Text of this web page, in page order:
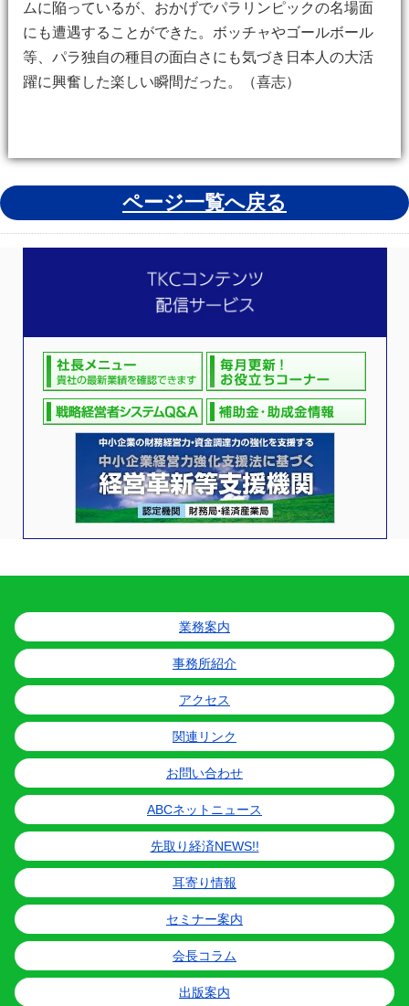
ムに陥っているが、おかげでパラリンピックの名場面
にも遭遇することができた。ボッチャやゴールボール
等、パラ独自の種目の面白さにも気づき日本人の大活
躍に興奮した楽しい瞬間だった。（喜志）
ページ一覧へ戻る
業務案内
事務所紹介
アクセス
関連リンク
お問い合わせ
ABCネットニュース
先取り経済NEWS!!
耳寄り情報
セミナー案内
会長コラム
出版案内